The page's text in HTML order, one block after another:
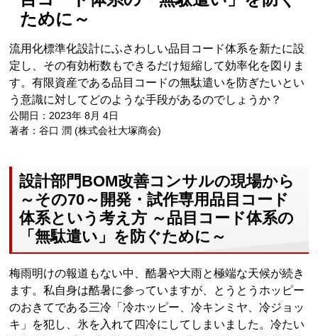
ために～
流用化標準化設計にふさわしい品目コード体系を新たに設
定し、その有効桁数もできるだけ短縮して効率化を図りま
す。有限資産である品目コードの無駄遣いを防ぎたいとい
う意識に対してどのような手段があるのでしょうか？
公開日：2023年 8月 4日
著者：谷口 潤 (株式会社大塚商会)
設計部門BOM改善コンサルの現場から
～その70～開発・試作専用品目コード
体系という考え方 ～品目コード体系の
「無駄遣い」を防ぐために～
梅雨明けの報道もない中、酷暑や大雨と極端な天候が続き
ます。私自身は酷暑に参っていますが、とうとうホッピー
のおきてである三冷「冷ホッピー、冷キンミヤ、冷ジョッ
キ」を犯し、氷を入れて四冷にしてしまいました。冷たい